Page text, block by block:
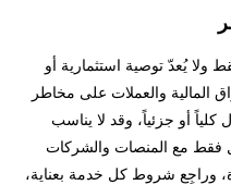
ولا يُعدّ توصية استثمارية أو
المالية والعملات على مخاطر
أو جزئياً، وقد لا يناسب
فقط مع المنصات والشركات
وراجِع شروط كل خدمة بعناية،